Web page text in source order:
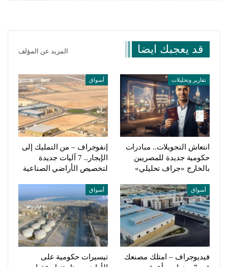
قد يعجبك ايضا المزيد عن المؤلف
تقارير وتحليلات
انتعاش التحويلات.. مبادرات
حكومية جديدة للمصريين
بالخارج «جراف تحليلي»
أسواق
إنفوجراف – من التمليك إلى
الإيجار.. 7 آليات جديدة
لتخصيص الأراضي الصناعية
أسواق
فيديوجراف – امتلك مصنعك
أسواق
تيسيرات حكومية على